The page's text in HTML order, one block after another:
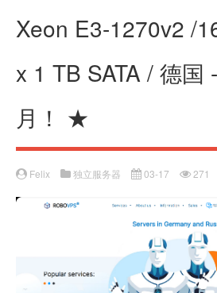
Xeon E3-1270v2 /
x 1 TB SATA / 德国
月！ ★
Felix 独立服务器 03-17 271